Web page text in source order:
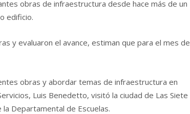
obras de infraestructura desde hace más de un
edificio.
y evaluaron el avance, estiman que para el mes de
obras y abordar temas de infraestructura en
Luis Benedetto, visitó la ciudad de Las Siete
Departamental de Escuelas.